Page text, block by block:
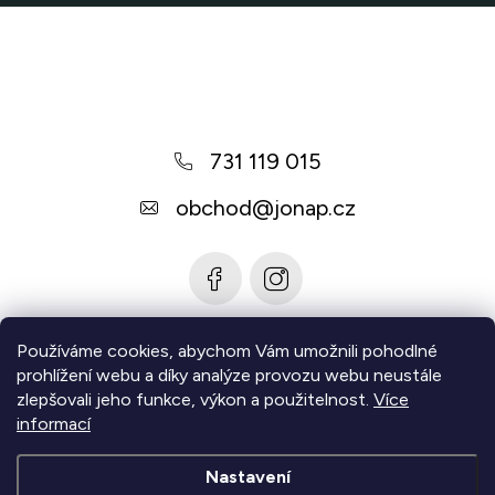
Používáme cookies, abychom Vám umožnili pohodlné
prohlížení webu a díky analýze provozu webu neustále
zlepšovali jeho funkce, výkon a použitelnost. Více
informací
Nastavení
731 119 015
obchod@jonap.cz
Informace pro vás
Zjistěte více